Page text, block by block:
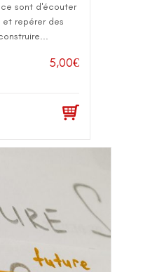
sont d'écouter
et repérer des
5,00€